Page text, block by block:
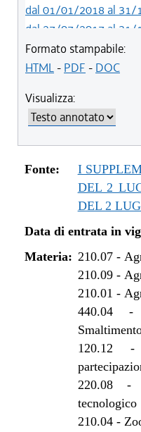
dal 01/01/2018 al 31/
dal 27/07/2017 al 31/
dal 13/01/2016 al 26/
dal 07/01/2015 al 12/
Formato stampabile:
HTML- PDF - DOC
Visualizza:
Fonte:
I
DEL 2
DEL 2
Data di entrata in
Materia: 210.07-
210.09-
210.01 -
440.04
120.12
220.08-
tecnologico
210.04-